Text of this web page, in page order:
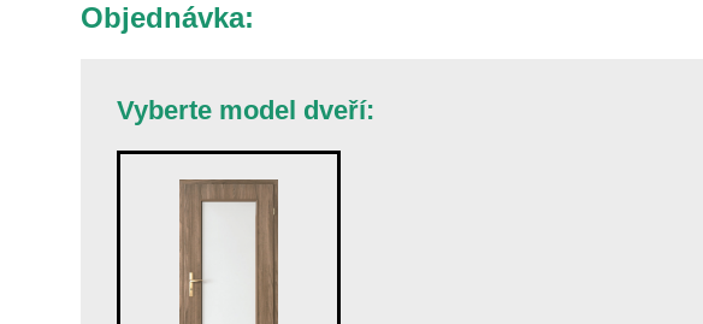
Objednávka:
Vyberte model dveří: